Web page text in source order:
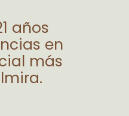
años
en
más